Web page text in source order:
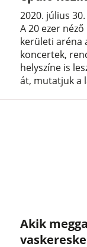
2020. július
A 20 ezer
kerületi aréna
koncertek,
helyszíne is
át, mutatjuk a
Akik